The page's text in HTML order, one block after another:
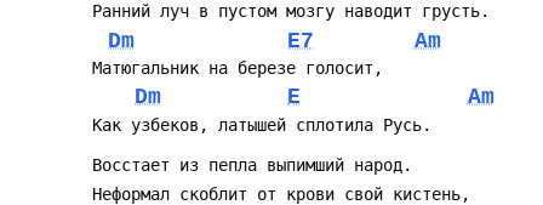
		Ранний луч в пустом мозгу наводит грусть.
Dm E7 Am
		Матюгальник на березе голосит,
Dm E Am
		Как узбеков, латышей сплотила Русь.
		Восстает из пепла выпимший народ.
		Неформал скоблит от крови свой кистень,